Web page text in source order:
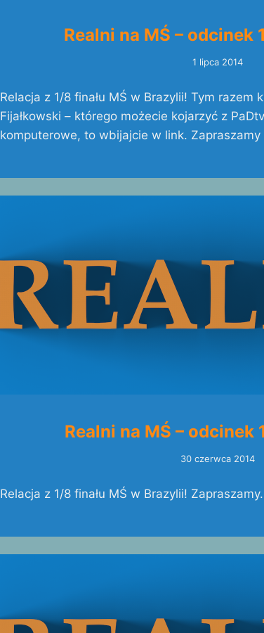
Realni na MŚ – odcinek
1 lipca 2014
Relacja z 1/8 finału MŚ w Brazylii! Tym razem
Fijałkowski – którego możecie kojarzyć z
komputerowe, to wbijajcie w link. Zapraszamy
Realni na MŚ – odcinek
30 czerwca 2014
Relacja z 1/8 finału MŚ w Brazylii! Zapraszamy.